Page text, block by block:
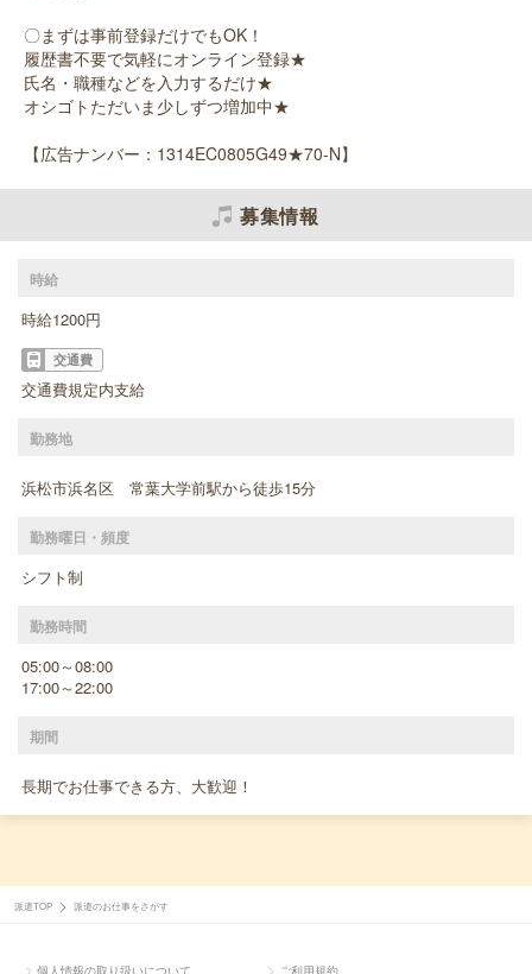
〇まずは事前登録だけでもOK！
履歴書不要で気軽にオンライン登録★
氏名・職種などを入力するだけ★
オシゴトただいま少しずつ増加中★
【広告ナンバー：1314EC0805G49★70-N】
募集情報
時給
時給1200円
交通費
交通費規定内支給
勤務地
浜松市浜名区 常葉大学前駅から徒歩15分
勤務曜日・頻度
シフト制
勤務時間
05:00～08:00
17:00～22:00
期間
長期でお仕事できる方、大歓迎！
派遣TOP 派遣のお仕事をさがす